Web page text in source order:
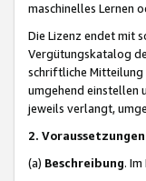
maschinelles Lernen
Die Lizenz endet mit
Vergütungskatalog
schriftliche Mitteilung
umgehend einstellen
jeweils verlangt,
2.
(a) Beschreibung.